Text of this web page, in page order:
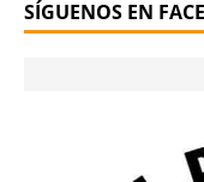
SÍGUENOS EN